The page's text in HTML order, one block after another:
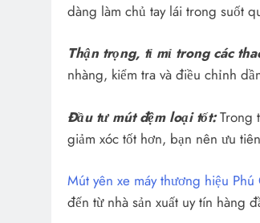
dàng làm chủ tay lái trong suốt
Thận trọng, tỉ mỉ trong các
nhàng, kiểm tra và điều chỉnh
Đầu tư mút đệm loại tốt:Trong
giảm xóc tốt hơn, bạn nên ưu
Mút yên xe máy thương hiệu Phú
đến từ nhà sản xuất uy tín hàng